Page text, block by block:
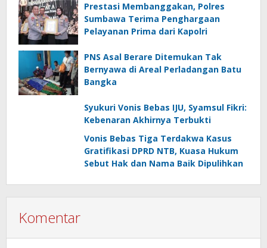
Prestasi Membanggakan, Polres
Sumbawa Terima Penghargaan
Pelayanan Prima dari Kapolri
PNS Asal Berare Ditemukan Tak
Bernyawa di Areal Perladangan Batu
Bangka
Syukuri Vonis Bebas IJU, Syamsul Fikri:
Kebenaran Akhirnya Terbukti
Vonis Bebas Tiga Terdakwa Kasus
Gratifikasi DPRD NTB, Kuasa Hukum
Sebut Hak dan Nama Baik Dipulihkan
Komentar